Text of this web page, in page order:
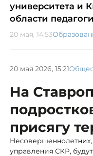
университета и
области
20 мая, 14:53
20 мая 2026, 15:21
На
присягу
управления СКР,